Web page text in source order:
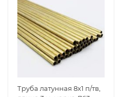
Труба латунная 8х1 п/тв,